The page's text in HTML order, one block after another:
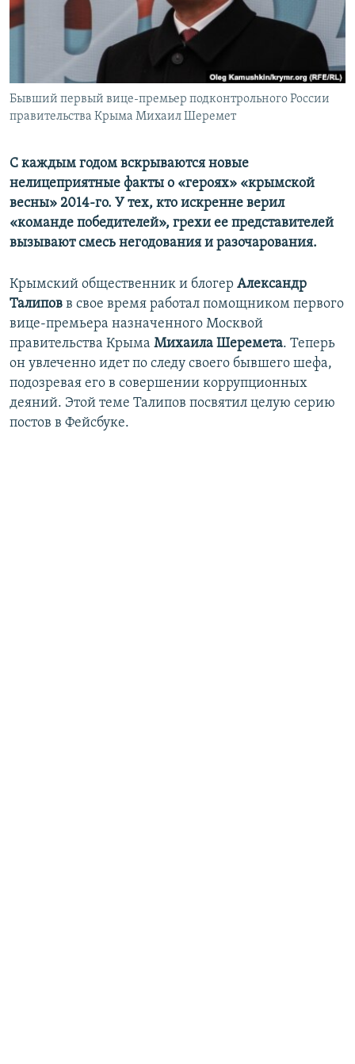
ПОБЕДИТЕЛЕЙ НЕ СУДЯТ?
КРЫМ.НЕПОКОРЕННЫЙ
УКРАИНСКАЯ ПРОБЛЕМА КРЫМА
ПРИСОЕДИНЯЙТЕСЬ!
Все сайты RFE/RL
Бывший первый вице-премьер подконтрольного России
правительства Крыма Михаил Шеремет
С каждым годом вскрываются новые
нелицеприятные факты о «героях» «крымской
весны» 2014-го. У тех, кто искренне верил
«команде победителей», грехи ее представителей
вызывают смесь негодования и разочарования.
Крымский общественник и блогер Александр
Талипов в свое время работал помощником первого
вице-премьера назначенного Москвой
правительства Крыма Михаила Шеремета. Теперь
он увлеченно идет по следу своего бывшего шефа,
подозревая его в совершении коррупционных
деяний. Этой теме Талипов посвятил целую серию
постов в Фейсбуке.